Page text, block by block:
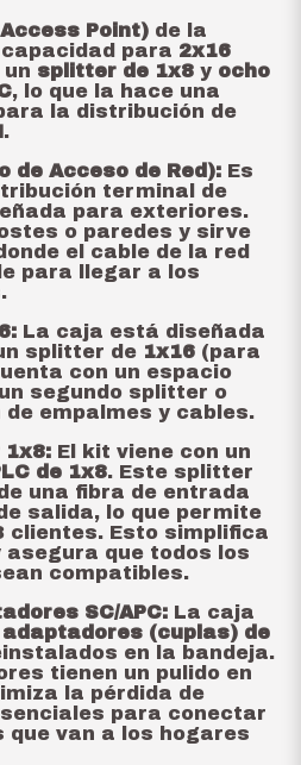
Point)de la
para 2x16
splitter de 1x8y ocho
, lo que la hace una
la distribución de
.
de Acceso de Red):Es
terminal de
para exteriores.
o paredes y sirve
el cable de la red
para llegar a los
La caja está diseñada
splitter de 1x16(para
con un espacio
segundo splitter o
empalmes y cables.
1x8:El kit viene con un
de 1x8. Este splitter
una fibra de entrada
salida, lo que permite
clientes. Esto simplifica
asegura que todos los
compatibles.
SC/APC:La caja
adaptadores (cuplas) de
en la bandeja.
tienen un pulido en
la pérdida de
para conectar
que van a los hogares